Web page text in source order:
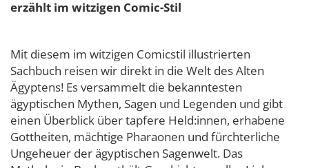
erzählt im witzigen Comic-Stil
Mit diesem im witzigen Comicstil illustrierten
Sachbuch reisen wir direkt in die Welt des Alten
Ägyptens! Es versammelt die bekanntesten
ägyptischen Mythen, Sagen und Legenden und gibt
einen Überblick über tapfere Held:innen, erhabene
Gottheiten, mächtige Pharaonen und fürchterliche
Ungeheuer der ägyptischen Sagenwelt. Das